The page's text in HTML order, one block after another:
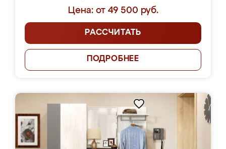
Цена: от 49 500 руб.
РАССЧИТАТЬ
ПОДРОБНЕЕ